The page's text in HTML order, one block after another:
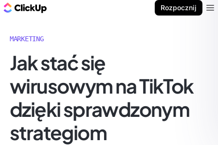
Rozpocznij
MARKETING
Jak stać się
wirusowym na TikTok
dzięki sprawdzonym
strategiom